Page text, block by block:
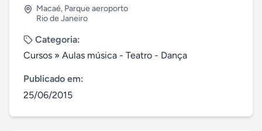
Macaé, Parque aeroporto
Rio de Janeiro
Categoria:
Cursos » Aulas música - Teatro - Dança
Publicado em:
25/06/2015